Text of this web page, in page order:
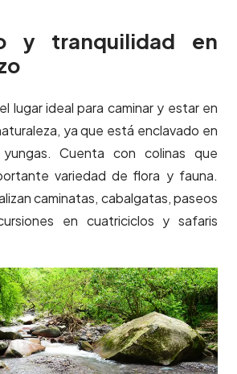
y tranquilidad en
lugar ideal para caminar y estar en
ya que está enclavado en
Cuenta con colinas que
variedad de flora y fauna.
caminatas, cabalgatas, paseos
en cuatriciclos y safaris